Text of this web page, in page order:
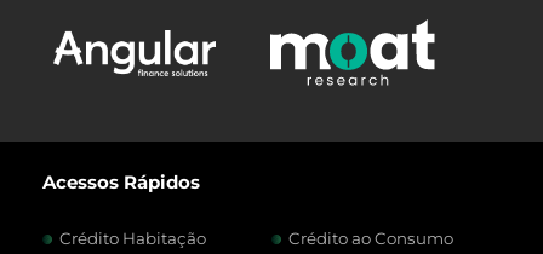
Acessos Rápidos
Crédito Habitação
Crédito ao Consumo